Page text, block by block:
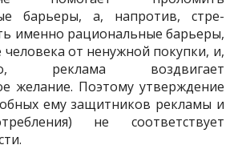
барьеры, а, напротив, стре­
именно рациональные барьеры,
от ненужной покупки, и,
реклама воздвигает
же­лание. Поэтому утверждение
ему защитников рекламы и
не соответствует